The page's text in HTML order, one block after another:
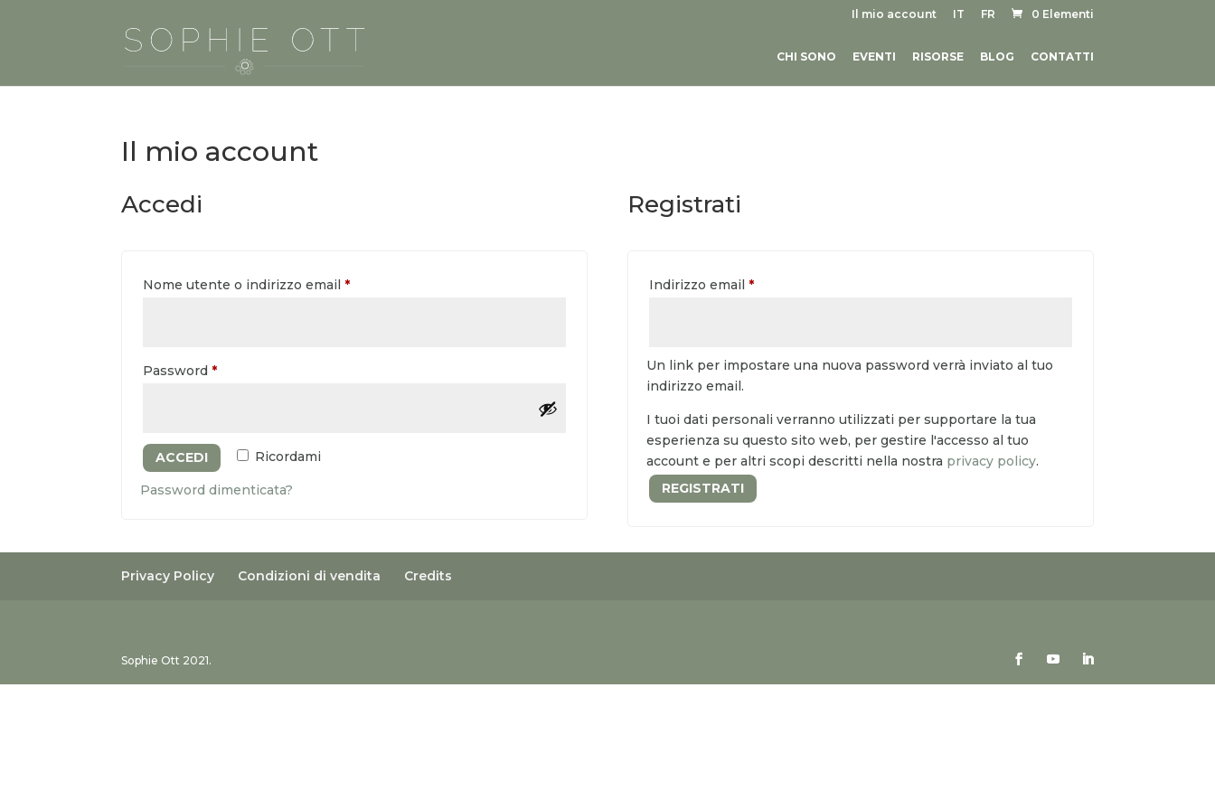
Il mio account IT FR 0 Elementi
CHI SONO EVENTI RISORSE BLOG CONTATTI
Il mio account
Accedi
Nome utente o indirizzo email *Richiesto
Password *Richiesto
Ricordami
ACCEDI
Password dimenticata?
Registrati
Indirizzo email *Richiesto
Un link per impostare una nuova password verrà inviato al tuo
indirizzo email.
I tuoi dati personali verranno utilizzati per supportare la tua
esperienza su questo sito web, per gestire l'accesso al tuo
account e per altri scopi descritti nella nostra privacy policy.
REGISTRATI
Privacy Policy Condizioni di vendita Credits
Sophie Ott 2021.